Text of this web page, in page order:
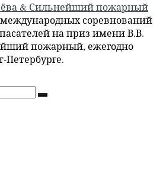
& Сильнейший пожарный
соревнований
на приз имени В.В.
пожарный, ежегодно
Поиск